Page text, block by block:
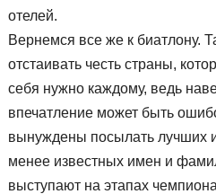
отелей.
Вернемся все же к биатлону.
отстаивать честь страны,
себя нужно каждому, ведь
впечатление может быть
вынуждены посылать лучших
менее известных имен и
выступают на этапах